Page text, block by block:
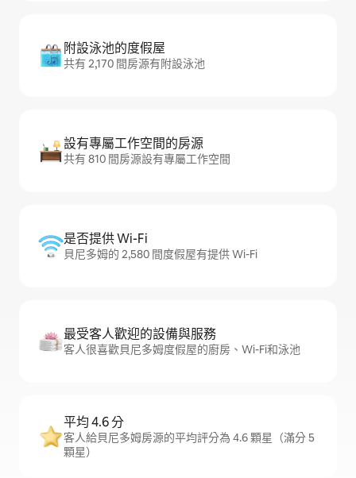
附設泳池的度假屋
共有 2,170 間房源有附設泳池
設有專屬工作空間的房源
共有 810 間房源設有專屬工作空間
是否提供 Wi-Fi
貝尼多姆的 2,580 間度假屋有提供 Wi-Fi
最受客人歡迎的設備與服務
客人很喜歡貝尼多姆度假屋的廚房、Wi-Fi和泳池
平均 4.6 分
客人給貝尼多姆房源的平均評分為 4.6 顆星（滿分 5
顆星）